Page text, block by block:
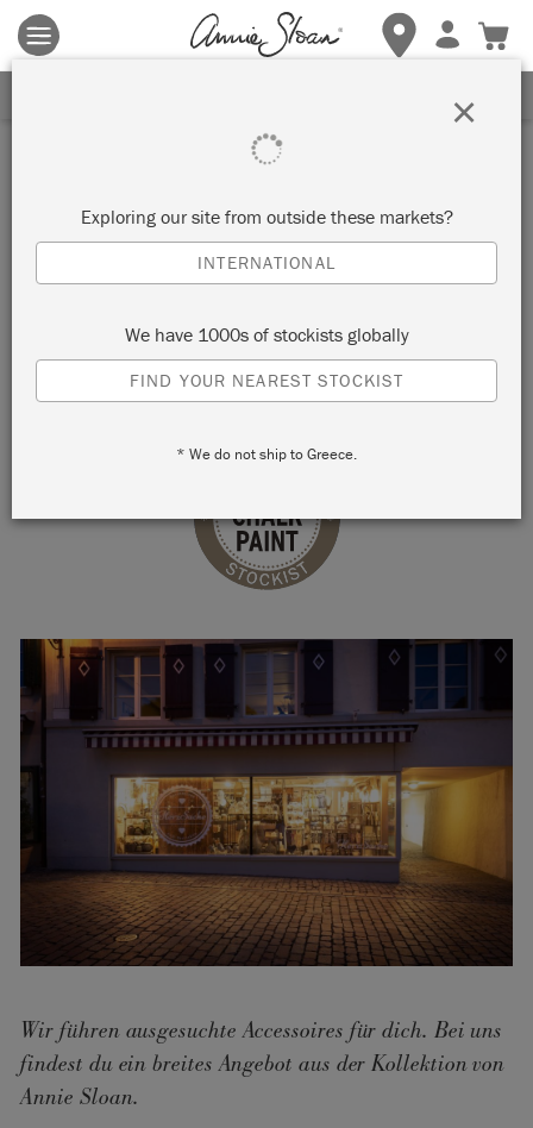
Terms & conditions apply.Tap herefor more details.
Stockist
HERZSACHE BY JEANINE
STEINEGGER
RAPPERSWIL-JONA, SWITZERLAND
VIEW MAP STOCKIST INFO
Wir führen ausgesuchte Accessoires für dich. Bei uns
findest du ein breites Angebot aus der Kollektion von
Annie Sloan.
Exploring our site from outside these markets?
INTERNATIONAL
We have 1000s of stockists globally
FIND YOUR NEAREST STOCKIST
* We do not ship to Greece.
×